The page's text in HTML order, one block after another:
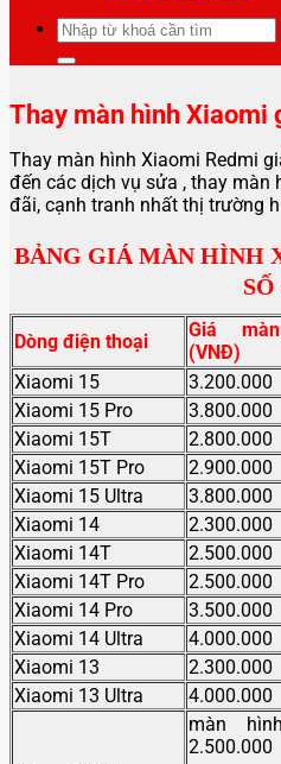
Tìm
kiếm:
Thay màn hình Xiaomi
Thay màn hình Xiaomi Redmi
đến các dịch vụ sửa , thay
đãi, cạnh tranh nhất thị trường
BẢNG GIÁ MÀN HÌNH
SỐ
Dòng điện thoại
Giá
(VNĐ)
Xiaomi 15
3.200.000
Xiaomi 15 Pro
3.800.000
Xiaomi 15T
2.800.000
Xiaomi 15T Pro
2.900.000
Xiaomi 15 Ultra
3.800.000
Xiaomi 14
2.300.000
Xiaomi 14T
2.500.000
Xiaomi 14T Pro
2.500.000
Xiaomi 14 Pro
3.500.000
Xiaomi 14 Ultra
4.000.000
Xiaomi 13
2.300.000
Xiaomi 13 Ultra
4.000.000
màn
2.500.000